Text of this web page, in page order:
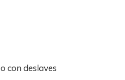
con deslaves